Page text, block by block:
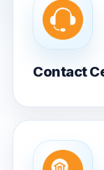
Contact